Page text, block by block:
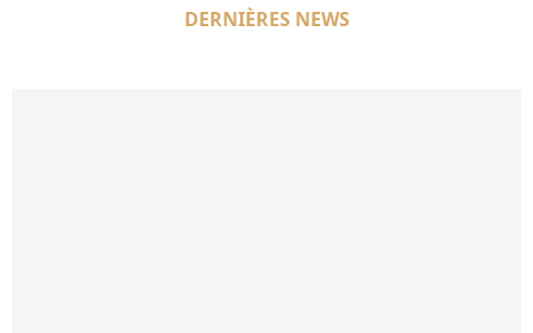
DERNIÈRES NEWS